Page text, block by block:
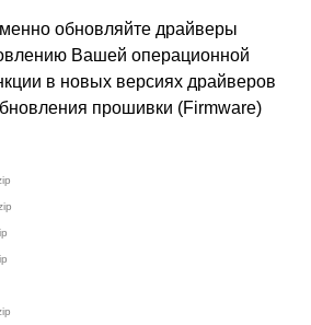
обновляйте драйверы
Вашей операционной
в новых версиях драйверов
прошивки (Firmware)